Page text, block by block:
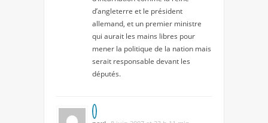
d’angleterre et le président
allemand, et un premier ministre
qui aurait les mains libres pour
mener la politique de la nation mais
serait responsable devant les
députés.